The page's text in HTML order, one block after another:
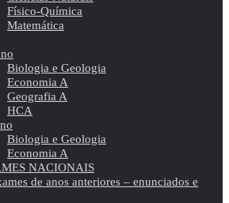
Físico-Química
Matemática
Biologia e Geologia
Economia A
Geografia A
HCA
Biologia e Geologia
Economia A
NACIONAIS
de anos anteriores – enunciados e